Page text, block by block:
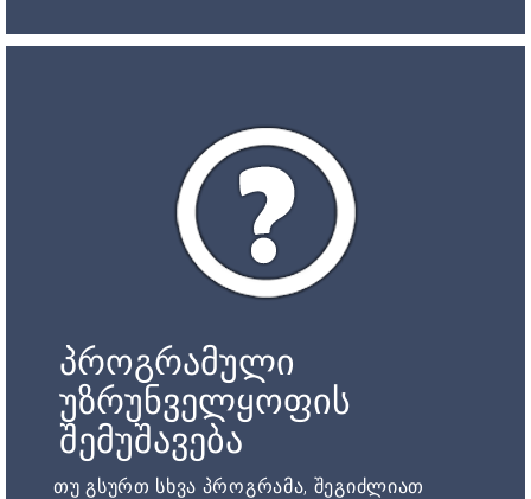
პროგრამული
უზრუნველყოფის
შემუშავება
თუ გსურთ სხვა პროგრამა, შეგიძლიათ